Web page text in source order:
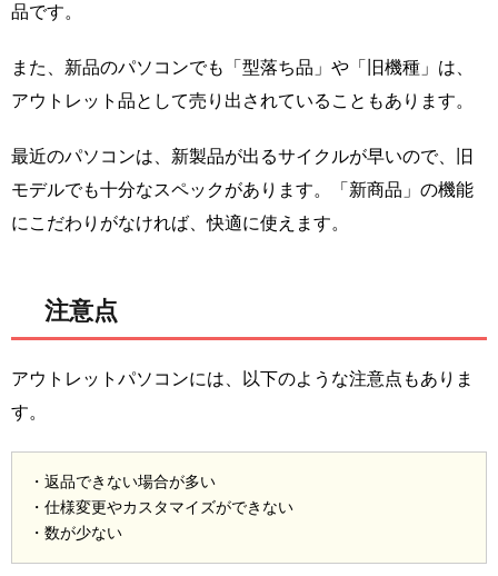
品です。
また、新品のパソコンでも「型落ち品」や「旧機種」は、
アウトレット品として売り出されていることもあります。
最近のパソコンは、新製品が出るサイクルが早いので、旧
モデルでも十分なスペックがあります。「新商品」の機能
にこだわりがなければ、快適に使えます。
注意点
アウトレットパソコンには、以下のような注意点もありま
す。
・返品できない場合が多い
・仕様変更やカスタマイズができない
・数が少ない